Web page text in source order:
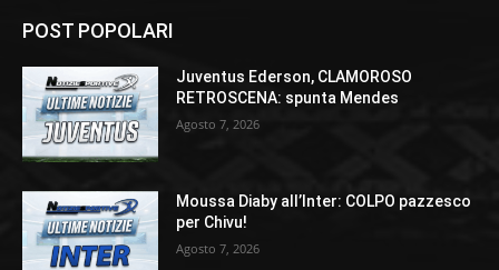
POST POPOLARI
Juventus Ederson, CLAMOROSO
RETROSCENA: spunta Mendes
Agosto 7, 2026
Moussa Diaby all’Inter: COLPO pazzesco
per Chivu!
Agosto 7, 2026